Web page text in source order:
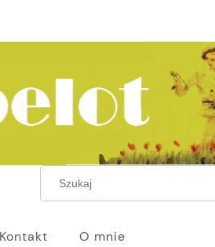
Kontakt O mnie